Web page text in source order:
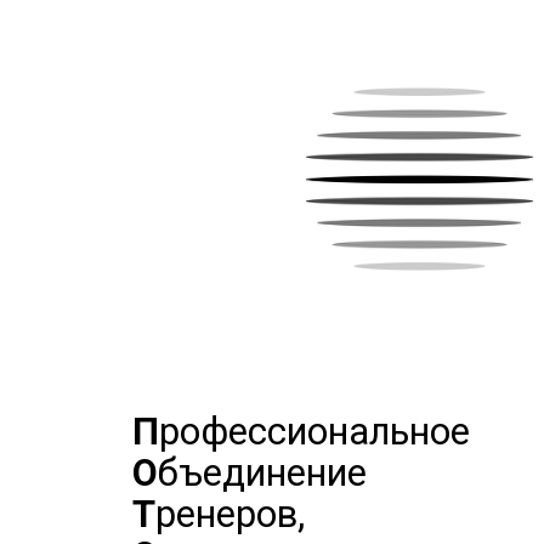
Профессиональное
Объединение
Тренеров,